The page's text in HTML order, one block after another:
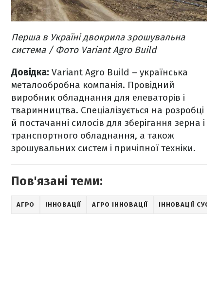
Перша в Україні двокрила зрошувальна
система / Фото Variant Agro Build
Довідка: Variant Agro Build – українська
металообробна компанія. Провідний
виробник обладнання для елеваторів і
тваринництва. Спеціалізується на розробці
й постачанні силосів для зберігання зерна і
транспортного обладнання, а також
зрошувальних систем і причіпної техніки.
Пов'язані теми:
АГРО ІННОВАЦІЇ АГРО ІННОВАЦІЇ ІННОВАЦІЇ